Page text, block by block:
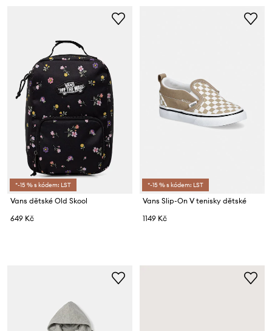
*-15 % s kódem: LST
Vans dětské Old Skool
649 Kč
*-15 % s kódem: LST
Vans Slip-On V tenisky dětské
1149 Kč